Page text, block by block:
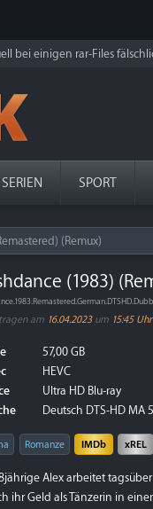
bei einigen rar-Files
SERIEN SPORT
(Remux)
(1983)
am 16.04.2023um 15:45 Uhr
57,00 GB
HEVC
Ultra HD Blu-ray
Deutsch DTS-HD MA
Romanze IMDb xREL
Alex arbeitet
ihr Geld als Tänzerin in